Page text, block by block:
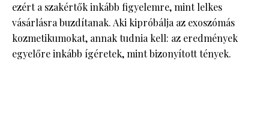
ezért a szakértők inkább figyelemre, mint lelkes
vásárlásra buzdítanak. Aki kipróbálja az exoszómás
kozmetikumokat, annak tudnia kell: az eredmények
egyelőre inkább ígéretek, mint bizonyított tények.